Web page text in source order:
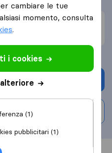
cambiare le tue
momento, consulta
.
i cookies
(1)
pubblicitari (1)